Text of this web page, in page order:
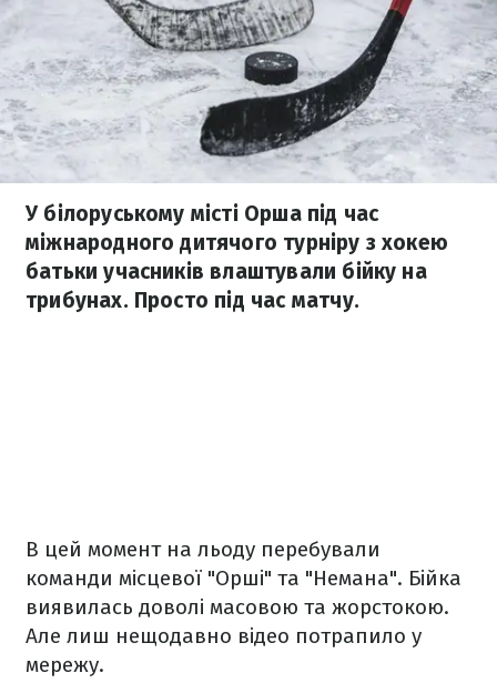
У білоруському місті Орша під час
міжнародного дитячого турніру з хокею
батьки учасників влаштували бійку на
трибунах. Просто під час матчу.
В цей момент на льоду перебували
команди місцевої "Орші" та "Немана". Бійка
виявилась доволі масовою та жорстокою.
Але лиш нещодавно відео потрапило у
мережу.